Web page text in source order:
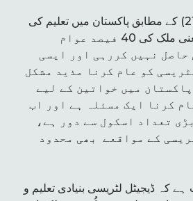
اکنامک سروے (2020-21) کے مطابق پاکستان میں تعلیم کی
شرح 59.13 فیصد ہے یعنی ملک کی 40 فیصد عوام
حاصل نہیں کررہی اور ایسی
کو عام کرنا مذید مشکل
میں خواتین کے لیے
کرنا ایک مسئلہ ہے اور اب
تعداد اسکول سے دور ہے،
کے مواقعے بھی محدود
کہ ڈیجیٹل لٹریسی بنیادی تعلیم و